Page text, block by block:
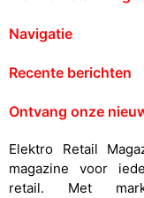
Navigatie
Recente berichten
Ontvang onze
Elektro Retail
magazine voor
retail. Met